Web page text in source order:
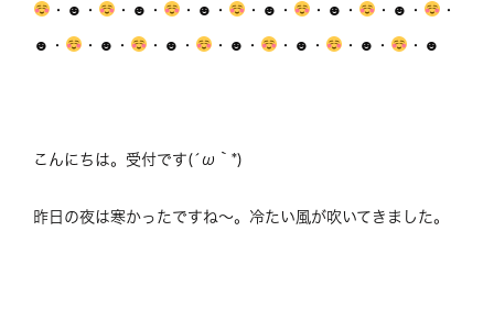
・☻・ ・☻・ ・☻・ ・☻・ ・☻・ ・☻・ ・
☻・ ・☻・ ・☻・ ・☻・ ・☻・ ・☻・ ・☻
こんにちは。受付です(´ω｀*)
昨日の夜は寒かったですね～。冷たい風が吹いてきました。